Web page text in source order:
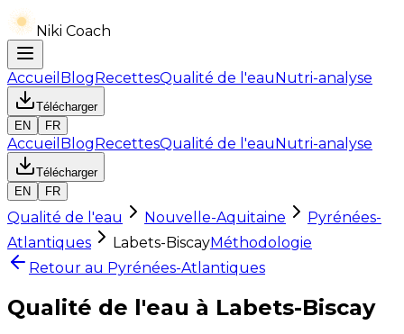
Niki Coach
Accueil BlogRecettesQualité de l'eauNutri-analyse
Télécharger
EN
FR
Accueil BlogRecettesQualité de l'eauNutri-analyse
Télécharger
EN
FR
Qualité de l'eau Nouvelle-Aquitaine
Pyrénées-
Atlantiques
Labets-BiscayMéthodologie
Retour au Pyrénées-Atlantiques
Qualité de l'eau à Labets-Biscay